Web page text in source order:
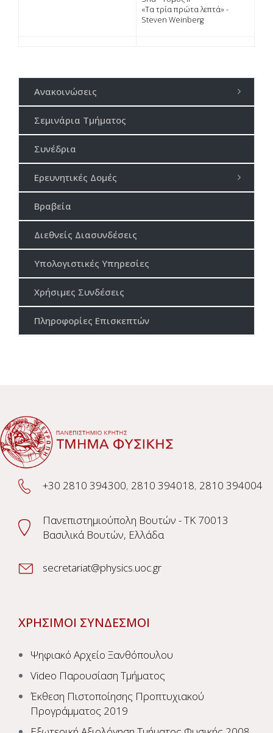
«Τα τρία πρώτα λεπτά» -
Steven Weinberg
Ανακοινώσεις
Σεμινάρια Τμήματος
Συνέδρια
Ερευνητικές Δομές
Βραβεία
Διεθνείς Διασυνδέσεις
Υπολογιστικές Υπηρεσίες
Χρήσιμες Συνδέσεις
Πληροφορίες Επισκεπτών
+30 2810 394300, 2810 394018, 2810 394004
Πανεπιστημιούπολη Βουτών - TK 70013
Βασιλικά Βουτών, Ελλάδα
secretariat@physics.uoc.gr
ΧΡΗΣΙΜΟΙ ΣΥΝΔΕΣΜΟΙ
Ψηφιακό Αρχείο Ξανθόπουλου
Video Παρουσίαση Τμήματος
Έκθεση Πιστοποίησης Προπτυχιακού
Προγράμματος 2019